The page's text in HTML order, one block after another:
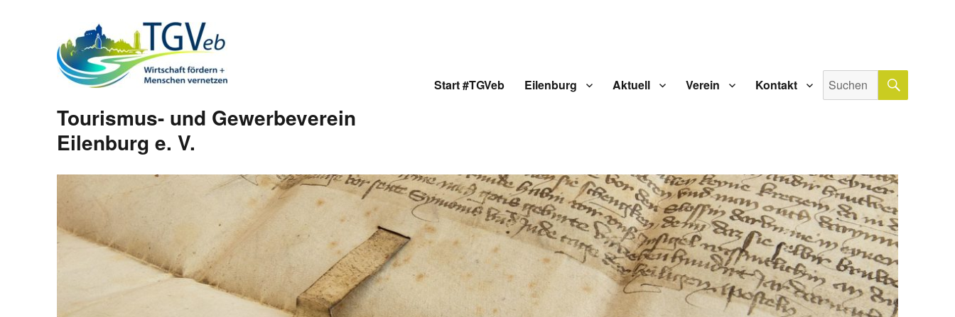
Tourismus- und Gewerbeverein
Eilenburg e. V.
Start #TGVeb Eilenburg Aktuell Verein Kontakt
Suche
nach: